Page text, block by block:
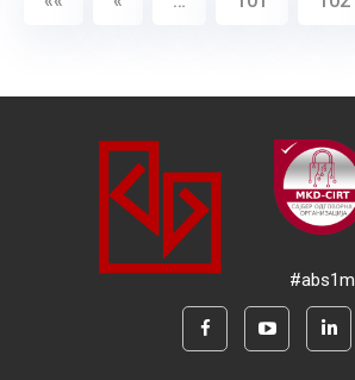
#abs1m